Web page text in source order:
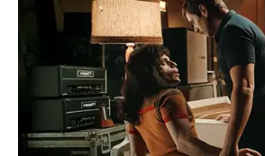
ACTIVAR AHORA
TEMAS DESTACADOS